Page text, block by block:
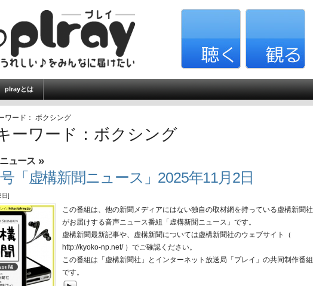
plrayとは
ワード： ボクシング
ーワード：ボクシング
ュース »
「虚構新聞ニュース」2025年11月2日
日]
この番組は、他の新聞メディアにはない独自の取材網を持っている虚構新聞社
がお届けする音声ニュース番組「虚構新聞ニュース」です。
虚構新聞最新記事や、虚構新聞については虚構新聞社のウェブサイト（
http://kyoko-np.net/ ）でご確認ください。
この番組は「虚構新聞社」とインターネット放送局「プレイ」の共同制作番組
です。